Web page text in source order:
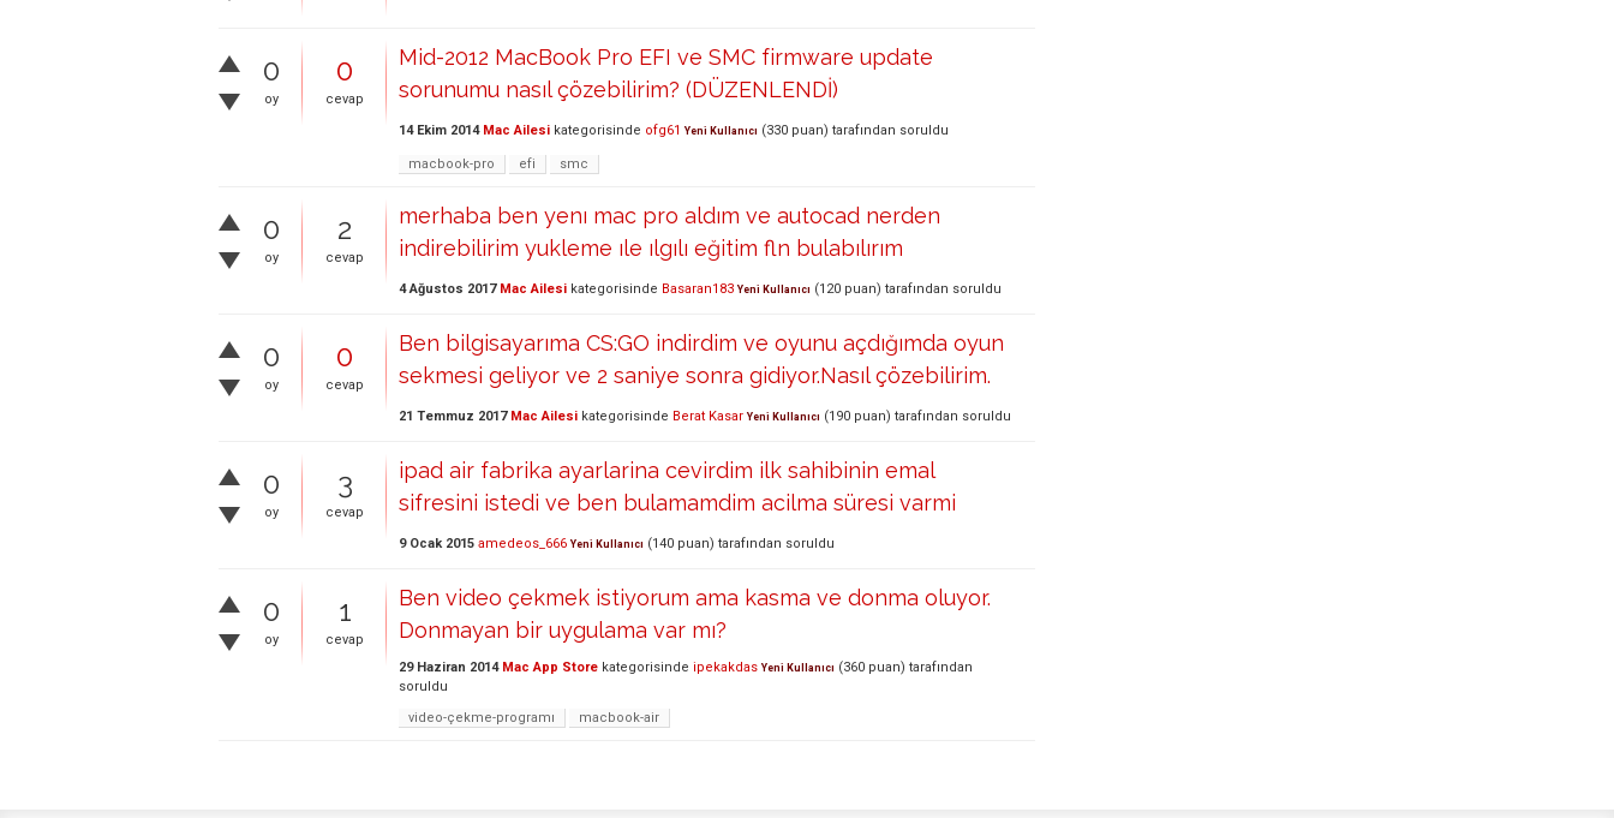
0
oy
0
cevap
Mid-2012 MacBook Pro EFI ve SMC firmware update
sorunumu nasıl çözebilirim? (DÜZENLENDİ)
14 Ekim 2014 Mac Ailesi kategorisinde ofg61 Yeni Kullanıcı (330 puan) tarafından soruldu
macbook-pro efi smc
0
oy
2
cevap
merhaba ben yenı mac pro aldım ve autocad nerden
indirebilirim yukleme ıle ılgılı eğitim fln bulabılırım
4 Ağustos 2017 Mac Ailesi kategorisinde Basaran183 Yeni Kullanıcı (120 puan) tarafından soruldu
0
oy
0
cevap
Ben bilgisayarıma CS:GO indirdim ve oyunu açdığımda oyun
sekmesi geliyor ve 2 saniye sonra gidiyor.Nasıl çözebilirim.
21 Temmuz 2017 Mac Ailesi kategorisinde Berat Kasar Yeni Kullanıcı (190 puan) tarafından soruldu
0
oy
3
cevap
ipad air fabrika ayarlarina cevirdim ilk sahibinin emal
sifresini istedi ve ben bulamamdim acilma süresi varmi
9 Ocak 2015 amedeos_666 Yeni Kullanıcı (140 puan) tarafından soruldu
0
oy
1
cevap
Ben video çekmek istiyorum ama kasma ve donma oluyor.
Donmayan bir uygulama var mı?
29 Haziran 2014 Mac App Store kategorisinde ipekakdas Yeni Kullanıcı (360 puan) tarafından
soruldu
video-çekme-programı
macbook-air